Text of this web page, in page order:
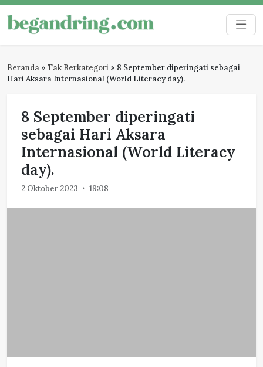
Skip
to
content
Begandring
Menjaga ingatan untuk masa depan
Beranda » Tak Berkategori » 8 September diperingati sebagai
Hari Aksara Internasional (World Literacy day).
8 September diperingati
sebagai Hari Aksara
Internasional (World Literacy
day).
2 Oktober 2023 19:08